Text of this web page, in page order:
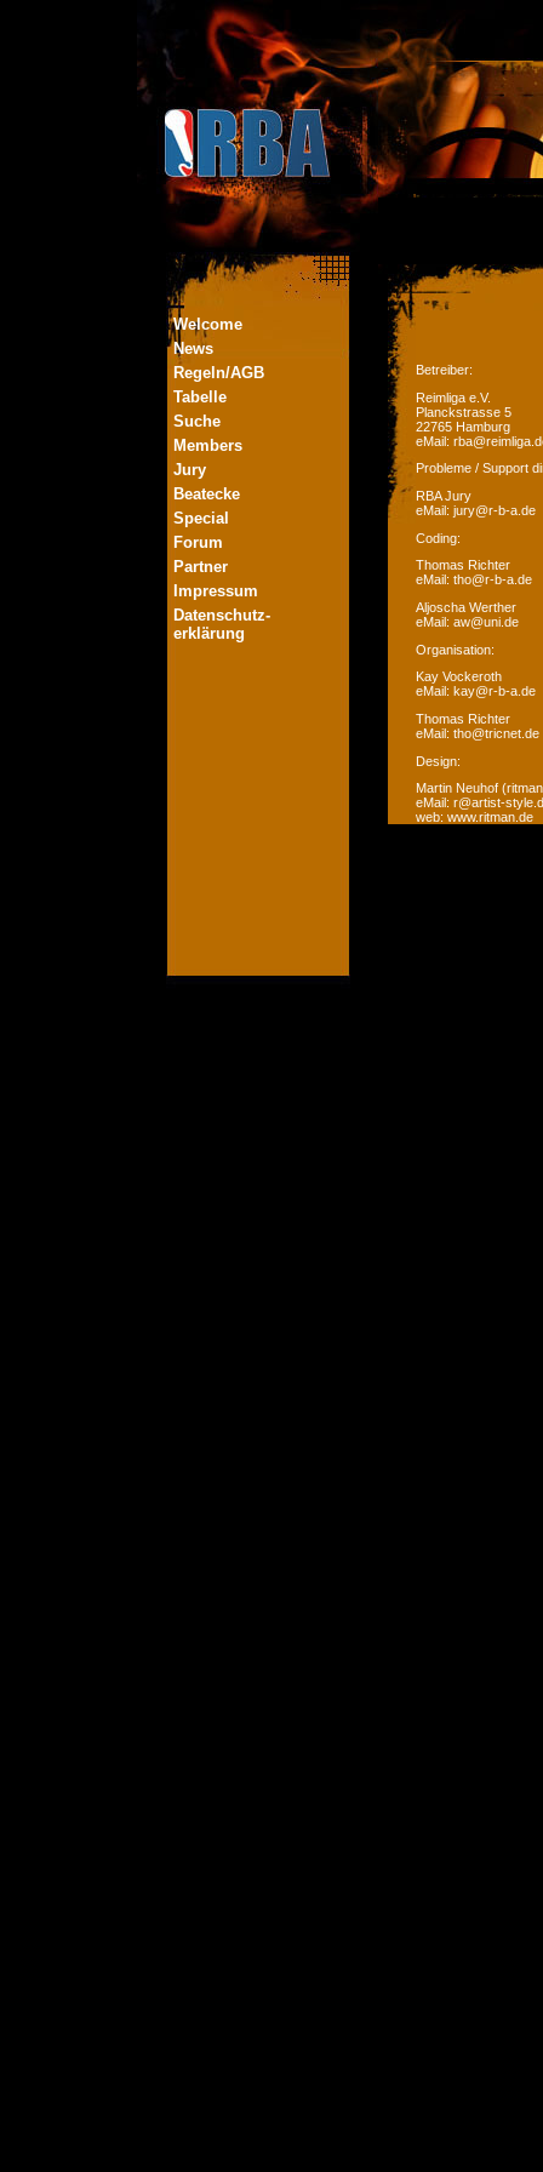
Welcome
News
Regeln/AGB
Tabelle
Suche
Members
Jury
Beatecke
Special
Forum
Partner
Impressum
Datenschutz-
erklärung
Betreiber:
Reimliga e.V.
Planckstrasse 5
22765 Hamburg
eMail:
Probleme / Support
RBA Jury
eMail: jury@r-b-a.de
Coding:
Thomas Richter
eMail: tho@r-b-a.de
Aljoscha Werther
eMail: aw@uni.de
Organisation:
Kay Vockeroth
eMail: kay@r-b-a.de
Thomas Richter
eMail: tho@tricnet.de
Design:
Martin Neuhof
eMail: r@artist-
web: www.ritman.de